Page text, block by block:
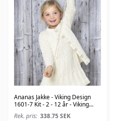
Ananas Jakke - Viking Design
1601-7 Kit - 2 - 12 år - Viking
Bjørk
Rek. pris: 338.75SEK